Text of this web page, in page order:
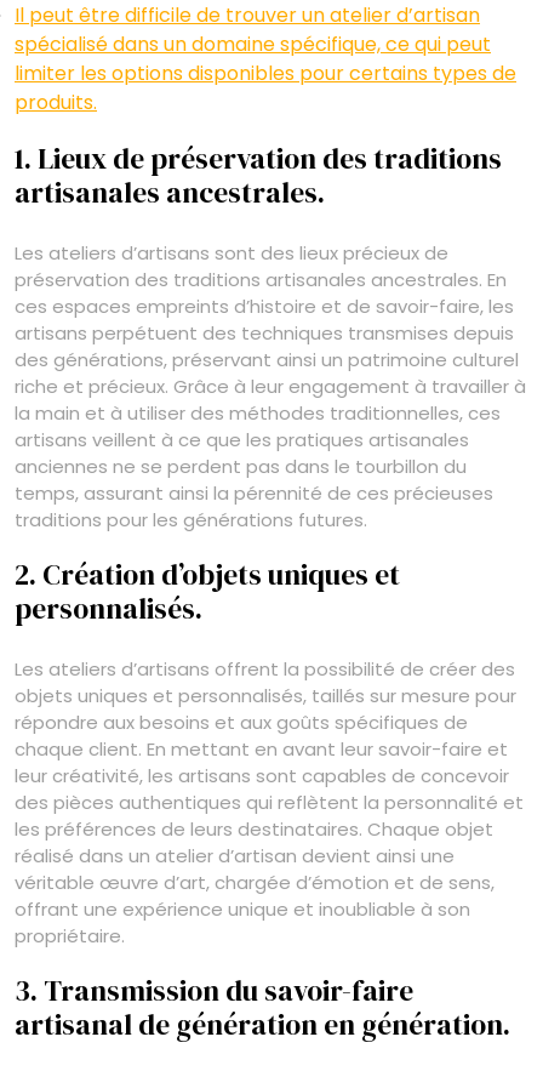
Il peut être difficile de trouver un atelier d’artisan
spécialisé dans un domaine spécifique, ce qui peut
limiter les options disponibles pour certains types de
produits.
1. Lieux de préservation des traditions
artisanales ancestrales.
Les ateliers d’artisans sont des lieux précieux de
préservation des traditions artisanales ancestrales. En
ces espaces empreints d’histoire et de savoir-faire, les
artisans perpétuent des techniques transmises depuis
des générations, préservant ainsi un patrimoine culturel
riche et précieux. Grâce à leur engagement à travailler à
la main et à utiliser des méthodes traditionnelles, ces
artisans veillent à ce que les pratiques artisanales
anciennes ne se perdent pas dans le tourbillon du
temps, assurant ainsi la pérennité de ces précieuses
traditions pour les générations futures.
2. Création d’objets uniques et
personnalisés.
Les ateliers d’artisans offrent la possibilité de créer des
objets uniques et personnalisés, taillés sur mesure pour
répondre aux besoins et aux goûts spécifiques de
chaque client. En mettant en avant leur savoir-faire et
leur créativité, les artisans sont capables de concevoir
des pièces authentiques qui reflètent la personnalité et
les préférences de leurs destinataires. Chaque objet
réalisé dans un atelier d’artisan devient ainsi une
véritable œuvre d’art, chargée d’émotion et de sens,
offrant une expérience unique et inoubliable à son
propriétaire.
3. Transmission du savoir-faire
artisanal de génération en génération.